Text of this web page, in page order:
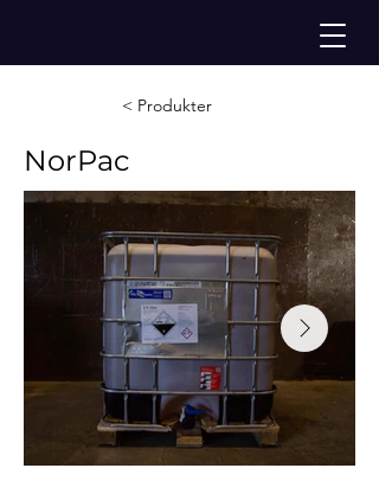
< Produkter
NorPac